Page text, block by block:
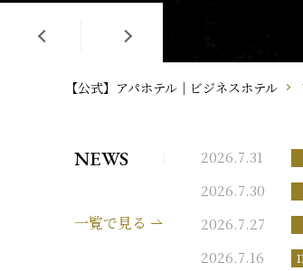
【公式】アパホテル｜ビジネスホテル
NEWS
一覧で見る
2026.7.31
2026.7.30
2026.7.27
2026.7.16